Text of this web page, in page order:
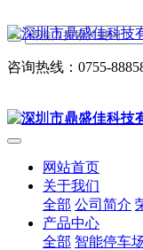
咨询热线：0755-
网站首页
关于我们
全部 公司简介
产品中心
全部 智能停车